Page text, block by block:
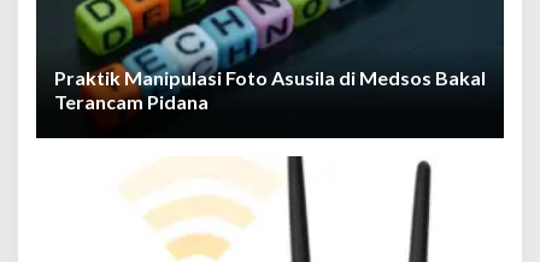
Praktik Manipulasi Foto Asusila di Medsos Bakal
Terancam Pidana